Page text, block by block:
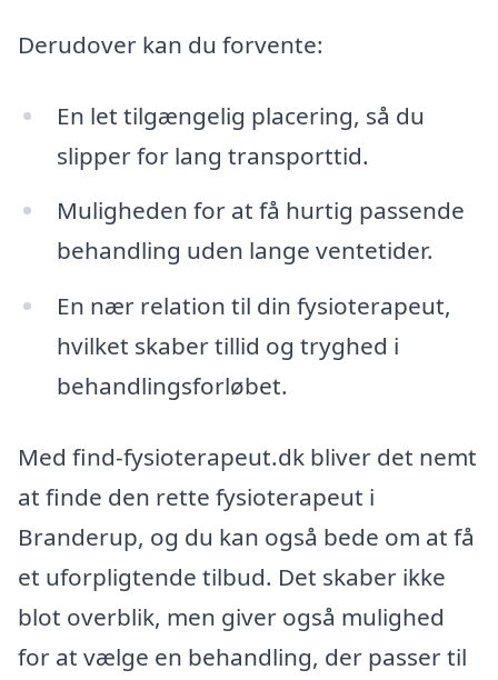
Derudover kan du forvente:
En let tilgængelig placering, så du
slipper for lang transporttid.
Muligheden for at få hurtig passende
behandling uden lange ventetider.
En nær relation til din fysioterapeut,
hvilket skaber tillid og tryghed i
behandlingsforløbet.
Med find-fysioterapeut.dk bliver det nemt
at finde den rette fysioterapeut i
Branderup, og du kan også bede om at få
et uforpligtende tilbud. Det skaber ikke
blot overblik, men giver også mulighed
for at vælge en behandling, der passer til